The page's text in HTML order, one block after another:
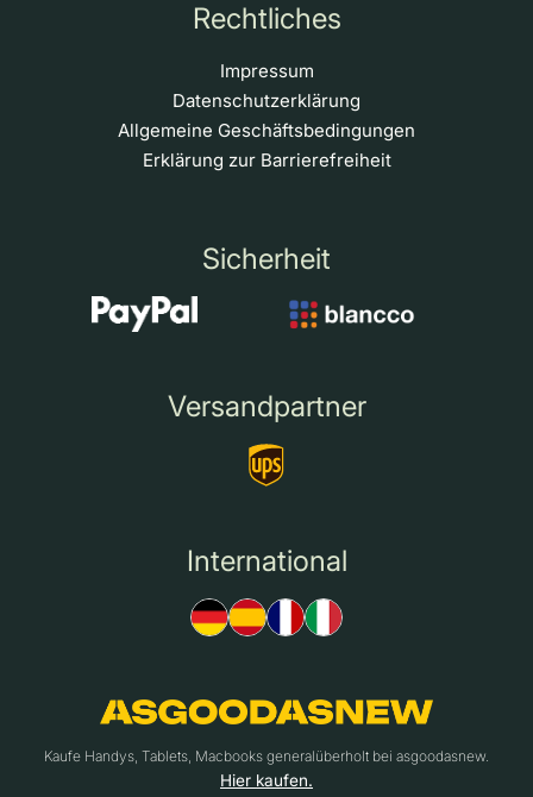
Rechtliches
Impressum
Datenschutzerklärung
Allgemeine Geschäftsbedingungen
Erklärung zur Barrierefreiheit
Sicherheit
Versandpartner
International
Kaufe Handys, Tablets, Macbooks generalüberholt bei asgoodasnew.
Hier kaufen.